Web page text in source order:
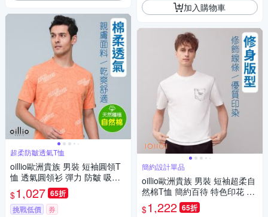
超柔防皺透氣T恤
oillio歐洲貴族 男裝 短袖圓領T
恤 透氣圓領衫 彈力 防皺 吸濕
排汗 紅色 法國品牌
$1,027 65折
挑戰低價 券
加入購物車
簡約設計單品
oillio歐洲貴族 男裝 短袖超柔自
然棉T恤 簡約百待 特色印花 設
計經典 白色 法國品牌
$1,222 65折